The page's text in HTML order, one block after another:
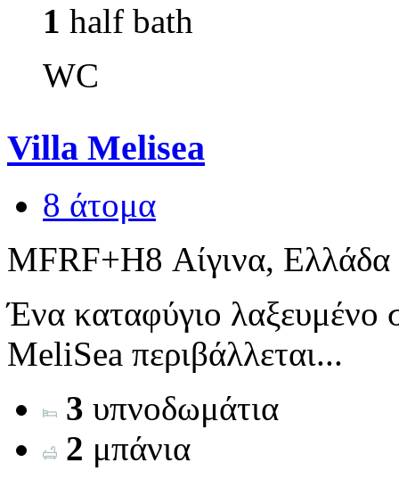
1 half bath
WC
Villa Melisea
8 άτομα
MFRF+H8 Αίγινα, Ελλάδα
Ένα καταφύγιο λαξευμένο
MeliSea περιβάλλεται...
3 υπνοδωμάτια
2 μπάνια